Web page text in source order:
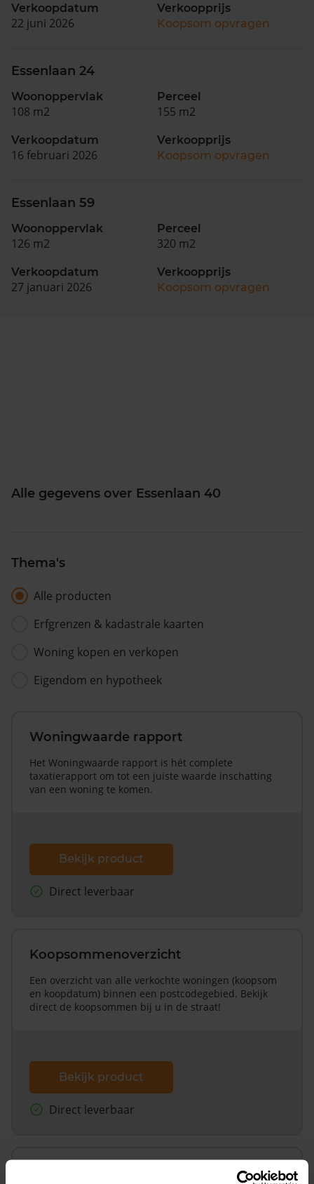
Verkoopdatum
22 juni 2026
Verkoopprijs
Koopsom opvragen
Essenlaan 24
Woonoppervlak
108 m2
Perceel
155 m2
Verkoopdatum
16 februari 2026
Verkoopprijs
Koopsom opvragen
Essenlaan 59
Woonoppervlak
126 m2
Perceel
320 m2
Verkoopdatum
27 januari 2026
Verkoopprijs
Koopsom opvragen
Alle gegevens over Essenlaan 40
Thema's
Alle producten
Erfgrenzen & kadastrale kaarten
Woning kopen en verkopen
Eigendom en hypotheek
Woningwaarde rapport
Het Woningwaarde rapport is hét complete
taxatierapport om tot een juiste waarde inschatting
van een woning te komen.
Bekijk product
Direct leverbaar
Koopsommenoverzicht
Een overzicht van alle verkochte woningen (koopsom
en koopdatum) binnen een postcodegebied. Bekijk
direct de koopsommen bij u in de straat!
Bekijk product
Direct leverbaar
Koopsommenoverzicht (1 jaar gratis